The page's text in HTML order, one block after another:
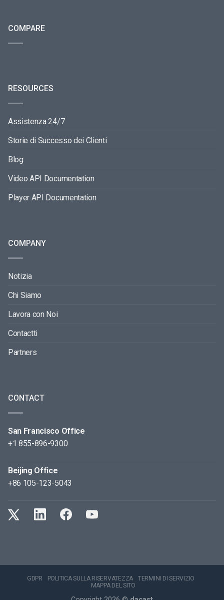
COMPARE
RESOURCES
Assistenza 24/7
Storie di Successo dei Clienti
Blog
Video API Documentation
Player API Documentation
COMPANY
Notizia
Chi Siamo
Lavora con Noi
Contactti
Partners
CONTACT
San Francisco Office
+1 855-896-9300
Beijing Office
+86 105-123-5043
GDPR POLITICA SULLA RISERVATEZZA
TERMINI DI SERVIZIO
MAPPA DEL SITO